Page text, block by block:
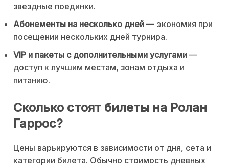
звездные поединки.
Абонементы на несколько дней — экономия при
посещении нескольких дней турнира.
VIP и пакеты с дополнительными услугами —
доступ к лучшим местам, зонам отдыха и
питанию.
Сколько стоят билеты на Ролан
Гаррос?
Цены варьируются в зависимости от дня, сета и
категории билета. Обычно стоимость дневных